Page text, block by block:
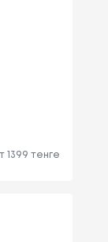
1399 тенге